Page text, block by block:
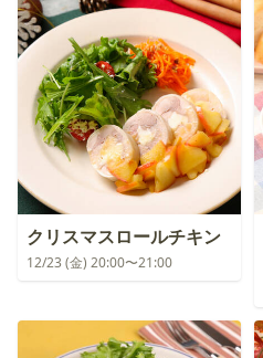
クリスマスロールチキン
12/23 (金) 20:00〜21:00